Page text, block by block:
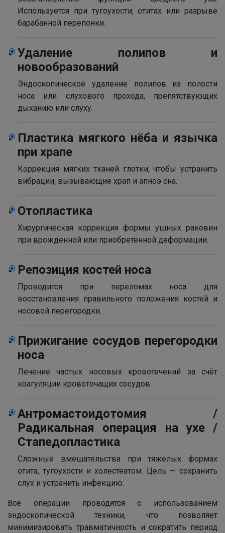
Используется при тугоухости, отитах или разрыве
барабанной перепонки.
Удаление полипов и
новообразований
Эндоскопическое удаление полипов из полости
носа или слухового прохода, препятствующих
дыханию или слуху.
Пластика мягкого нёба и язычка
при храпе
Коррекция мягких тканей глотки, чтобы устранить
вибрации, вызывающие храп и апноэ сна.
Отопластика
Хирургическая коррекция формы ушных раковин
при врождённой или приобретённой деформации.
Репозиция костей носа
Проводится при переломах носа для
восстановления правильного положения костей и
носовой перегородки.
Прижигание сосудов перегородки
носа
Лечение частых носовых кровотечений за счёт
коагуляции кровоточащих сосудов.
Антромастоидотомия /
Радикальная операция на ухе /
Стапедопластика
Сложные вмешательства при тяжёлых формах
отита, тугоухости и холестеатом. Цель — сохранить
слух и устранить инфекцию.
Все операции проводятся с использованием
эндоскопической техники, что позволяет
минимизировать травматичность и сократить период
Напишите в наш общий чат
Специалистов
Наши врачи с радостью проконсультируют Вас!
Написать специалисту